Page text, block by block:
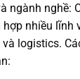
ngành nghề:
nhiều lĩnh
và logistics.